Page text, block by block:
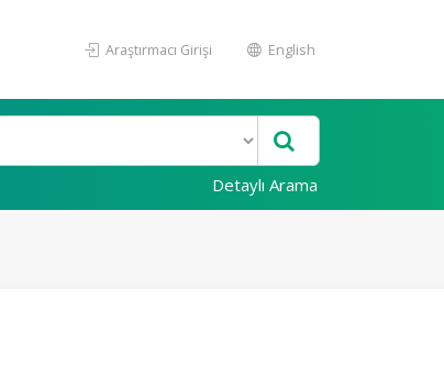
Araştırmacı Girişi English
Detaylı Arama